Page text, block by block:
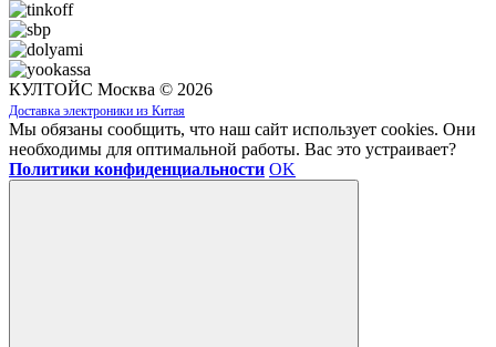
КУЛТОЙС Москва © 2026
Доставка электроники из Китая
Мы обязаны сообщить, что наш сайт использует cookies. Они
необходимы для оптимальной работы. Вас это устраивает?
Политики конфиденциальности OK